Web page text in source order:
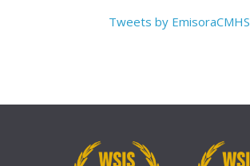
Tweets by EmisoraCMHS